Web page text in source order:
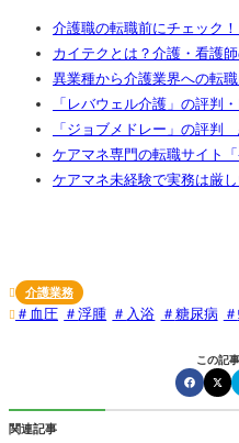
介護職の転職前にチェック
カイテクとは？介護・看護
異業種から介護業界への転
「レバウェル介護」の評判
「ジョブメドレー」の評判
ケアマネ専門の転職サイト
ケアマネ未経験で実務は厳
 介護業務
 血圧 浮腫 入浴 糖尿病
この記
関連記事